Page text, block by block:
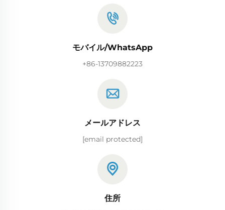
モバイル/WhatsApp
+86-13709882223
メールアドレス
[email protected]
住所